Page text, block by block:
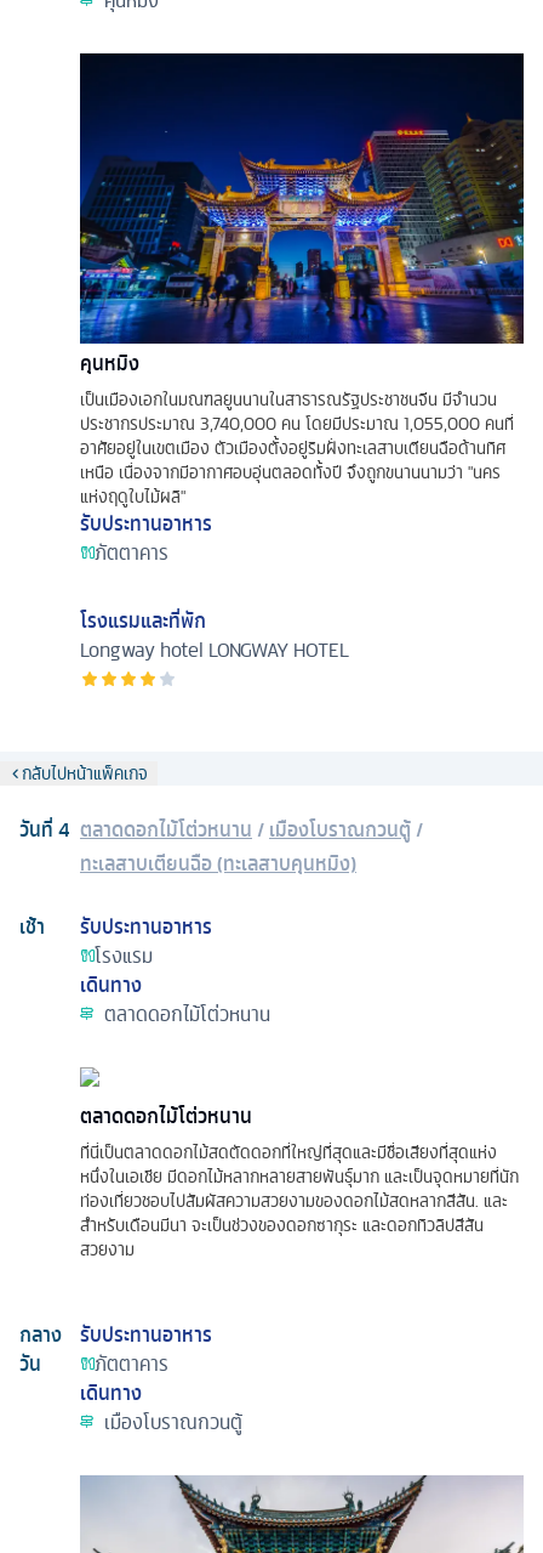
คุนหมิง
เป็นเมืองเอกในมณฑลยูนนานในสาธารณรัฐประชาชนจีน มีจำนวน
ประชากรประมาณ 3,740,000 คน โดยมีประมาณ 1,055,000 คนที่
อาศัยอยู่ในเขตเมือง ตัวเมืองตั้งอยู่ริมฝั่งทะเลสาบเตียนฉือด้านทิศ
เหนือ เนื่องจากมีอากาศอบอุ่นตลอดทั้งปี จึงถูกขนานนามว่า "นคร
แห่งฤดูใบไม้ผลิ"
รับประทานอาหาร
ภัตตาคาร
โรงแรมและที่พัก
Longway hotel LONGWAY HOTEL
กลับไปหน้าแพ็คเกจ
วันที่4 ตลาดดอกไม้โต่วหนาน /เมืองโบราณกวนตู้/
ทะเลสาบเตียนฉือ (ทะเลสาบคุนหมิง)
เช้า
รับประทานอาหาร
โรงแรม
เดินทาง
ตลาดดอกไม้โต่วหนาน
ตลาดดอกไม้โต่วหนาน
ที่นี่เป็นตลาดดอกไม้สดตัดดอกที่ใหญ่ที่สุดและมีชื่อเสียงที่สุดแห่ง
หนึ่งในเอเชีย มีดอกไม้หลากหลายสายพันธุ์มาก และเป็นจุดหมายที่นัก
ท่องเที่ยวชอบไปสัมผัสความสวยงามของดอกไม้สดหลากสีสัน. และ
สำหรับเดือนมีนา จะเป็นช่วงของดอกซากุระ และดอกทิวลิปสีสัน
สวยงาม
กลาง
วัน
รับประทานอาหาร
ภัตตาคาร
เดินทาง
เมืองโบราณกวนตู้